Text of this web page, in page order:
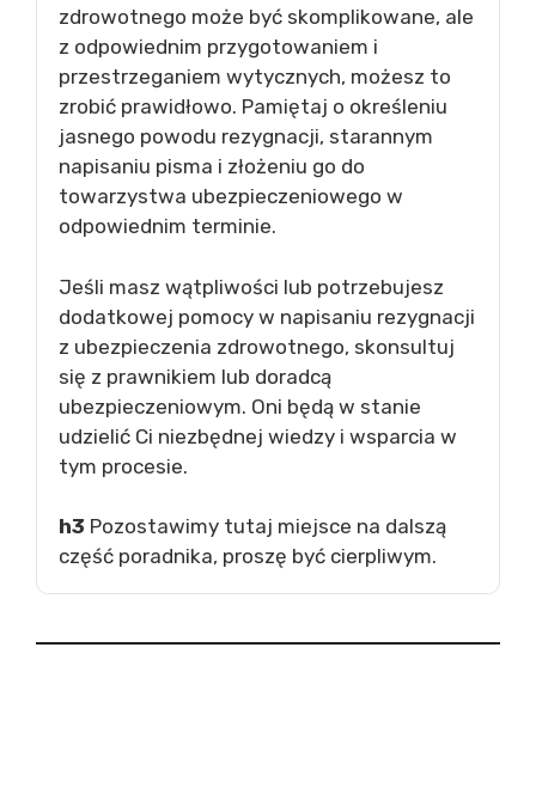
zdrowotnego może być skomplikowane, ale
z odpowiednim przygotowaniem i
przestrzeganiem wytycznych, możesz to
zrobić prawidłowo. Pamiętaj o określeniu
jasnego powodu rezygnacji, starannym
napisaniu pisma i złożeniu go do
towarzystwa ubezpieczeniowego w
odpowiednim terminie.
Jeśli masz wątpliwości lub potrzebujesz
dodatkowej pomocy w napisaniu rezygnacji
z ubezpieczenia zdrowotnego, skonsultuj
się z prawnikiem lub doradcą
ubezpieczeniowym. Oni będą w stanie
udzielić Ci niezbędnej wiedzy i wsparcia w
tym procesie.
h3 Pozostawimy tutaj miejsce na dalszą
część poradnika, proszę być cierpliwym.